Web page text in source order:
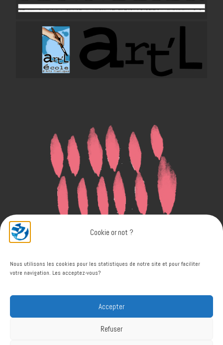
Cookie or not ?
Nous utilisons les cookies pour les statistiques de notre site et pour faciliter
votre navigation. Les acceptez-vous?
Accepter
Refuser
Bruno DAVERDIN– Tous droits réservés